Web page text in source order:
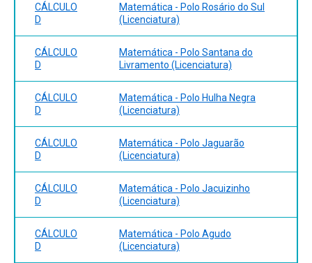
CÁLCULO
D
Matemática - Polo Rosário do Sul
(Licenciatura)
CÁLCULO
D
Matemática - Polo Santana do
Livramento (Licenciatura)
CÁLCULO
D
Matemática - Polo Hulha Negra
(Licenciatura)
CÁLCULO
D
Matemática - Polo Jaguarão
(Licenciatura)
CÁLCULO
D
Matemática - Polo Jacuizinho
(Licenciatura)
CÁLCULO
D
Matemática - Polo Agudo
(Licenciatura)